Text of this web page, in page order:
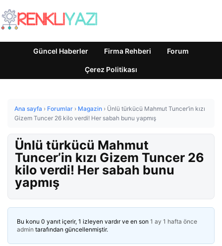
Güncel Haberler Firma Rehberi Forum
Çerez Politikası
Ana sayfa › Forumlar › Magazin › Ünlü türkücü Mahmut Tuncer’in kızı
Gizem Tuncer 26 kilo verdi! Her sabah bunu yapmış
Ünlü türkücü Mahmut
Tuncer’in kızı Gizem Tuncer 26
kilo verdi! Her sabah bunu
yapmış
Bu konu 0 yanıt içerir, 1 izleyen vardır ve en son 1 ay 1 hafta önce
admin tarafından güncellenmiştir.